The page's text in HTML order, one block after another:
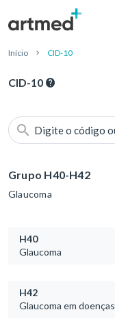
Início CID-10
CID-10
Digite o código
Grupo H40-H42
Glaucoma
H40
Glaucoma
H42
Glaucoma em